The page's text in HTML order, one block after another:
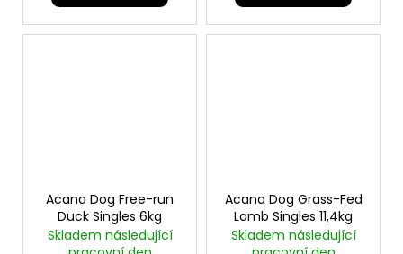
Acana Dog Free-run
Duck Singles 6kg
Skladem následující
Acana Dog Grass-Fed
Lamb Singles 11,4kg
Skladem následující